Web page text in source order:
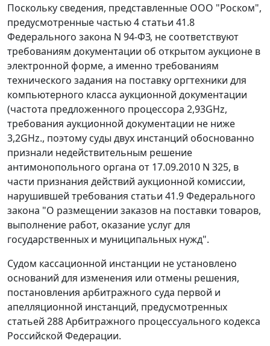
Поскольку сведения, представленные ООО "Роском",
предусмотренные частью 4 статьи 41.8
Федерального закона N 94-ФЗ, не соответствуют
требованиям документации об открытом аукционе в
электронной форме, а именно требованиям
технического задания на поставку оргтехники для
компьютерного класса аукционной документации
(частота предложенного процессора 2,93GHz,
требования аукционной документации не ниже
3,2GHz., поэтому суды двух инстанций обоснованно
признали недействительным решение
антимонопольного органа от 17.09.2010 N 325, в
части признания действий аукционной комиссии,
нарушившей требования статьи 41.9Федерального
закона "О размещении заказов на поставки товаров,
выполнение работ, оказание услуг для
государственных и муниципальных нужд".
Судом кассационной инстанции не установлено
оснований для изменения или отмены решения,
постановления арбитражного суда первой и
апелляционной инстанций, предусмотренных
статьей 288Арбитражного процессуального кодекса
Российской Федерации.